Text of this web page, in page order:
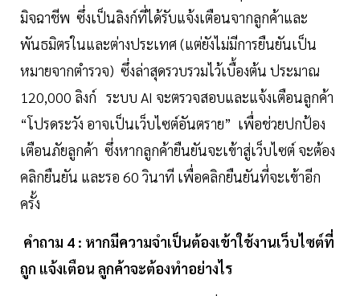
มิจฉาชีพ ซึ่งเป็นลิงก์ที่ได้รับแจ้งเตือนจากลูกค้าและ
พันธมิตรในและต่างประเทศ (แต่ยังไม่มีการยืนยันเป็น
หมายจากตำรวจ) ซึ่งล่าสุดรวบรวมไว้เบื้องต้น ประมาณ
120,000 ลิงก์ ระบบ AI จะตรวจสอบและแจ้งเตือนลูกค้า
“โปรดระวัง อาจเป็นเว็บไซต์อันตราย” เพื่อช่วยปกป้อง
เตือนภัยลูกค้า ซึ่งหากลูกค้ายืนยันจะเข้าสู่เว็บไซต์ จะต้อง
คลิกยืนยัน และรอ 60 วินาที เพื่อคลิกยืนยันที่จะเข้าอีก
ครั้ง
คำถาม 4 : หากมีความจำเป็นต้องเข้าใช้งานเว็บไซต์ที่
ถูก แจ้งเตือน ลูกค้าจะต้องทำอย่างไร